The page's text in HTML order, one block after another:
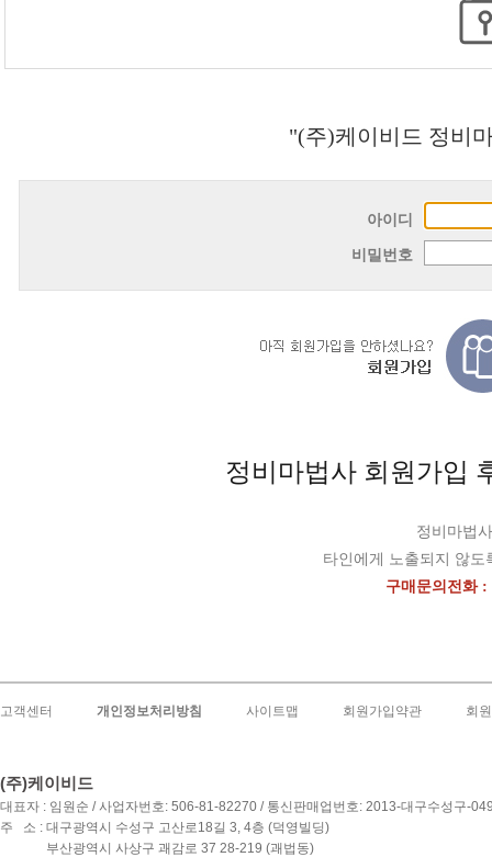
"(주)케이비드 정비
아이디
비밀번호
정비마법사 회원가입
정비마법
타인에게 노출되지 않
구매문의전화 :
고객센터 개인정보처리방침 사이트맵 회원가입약관 회
(주)케이비드
대표자 : 임원순 / 사업자번호: 506-81-82270 / 통신판매업번호: 2013-대구수성구-
주 소 : 대구광역시 수성구 고산로18길 3, 4층 (덕영빌딩)
부산광역시 사상구 괘감로 37 28-219 (괘법동)